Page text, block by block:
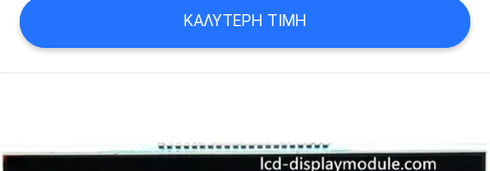
ΠΟΛΙΤΙΚΉ
ΑΠΟΡΡΉΤΟΥ
ΚΑΛΎΤΕΡΗ ΤΙΜΉ